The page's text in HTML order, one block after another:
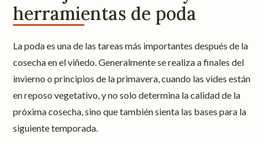
herramientas de poda
La poda es una de las tareas más importantes después de la
cosecha en el viñedo. Generalmente se realiza a finales del
invierno o principios de la primavera, cuando las vides están
en reposo vegetativo, y no solo determina la calidad de la
próxima cosecha, sino que también sienta las bases para la
siguiente temporada.